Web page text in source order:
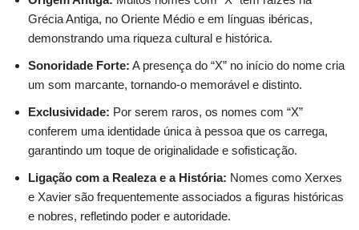
Grécia Antiga, no Oriente Médio e em línguas ibéricas,
demonstrando uma riqueza cultural e histórica.
Sonoridade Forte: A presença do “X” no início do nome cria
um som marcante, tornando-o memorável e distinto.
Exclusividade: Por serem raros, os nomes com “X”
conferem uma identidade única à pessoa que os carrega,
garantindo um toque de originalidade e sofisticação.
Ligação com a Realeza e a História: Nomes como Xerxes
e Xavier são frequentemente associados a figuras históricas
e nobres, refletindo poder e autoridade.